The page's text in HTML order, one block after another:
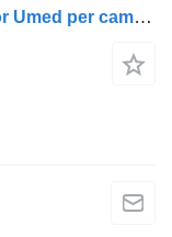
Cruscotto Modul de Control Incalzitor Umed per camion Webasto Mercedes-Benz 8EU007427-05